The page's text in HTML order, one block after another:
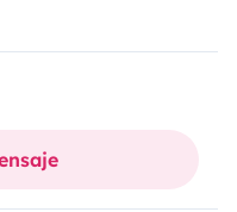
plazas para viajar,
lo necesario para
cafetera italiana.